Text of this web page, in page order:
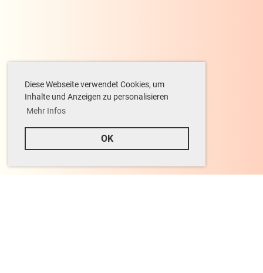
Diese Webseite verwendet Cookies, um
Inhalte und Anzeigen zu personalisieren
Mehr Infos
OK